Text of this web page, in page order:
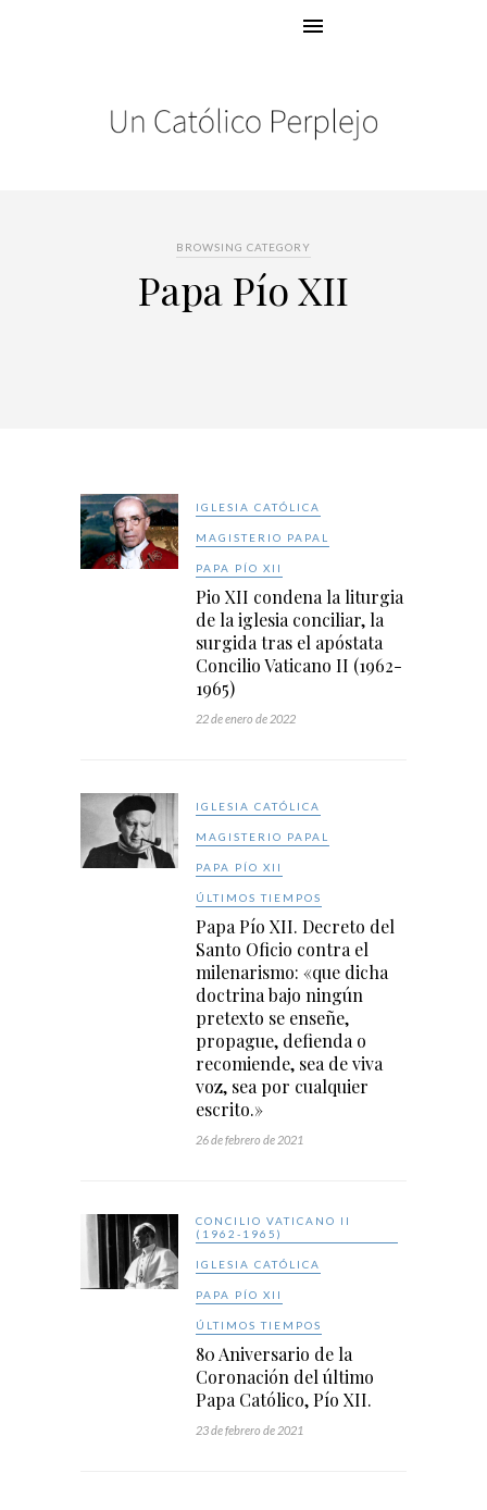
BROWSING CATEGORY
Papa Pío XII
IGLESIA CATÓLICA
MAGISTERIO PAPAL
PAPA PÍO XII
Pio XII condena la liturgia
de la iglesia conciliar, la
surgida tras el apóstata
Concilio Vaticano II (1962-
1965)
22 de enero de 2022
IGLESIA CATÓLICA
MAGISTERIO PAPAL
PAPA PÍO XII
ÚLTIMOS TIEMPOS
Papa Pío XII. Decreto del
Santo Oficio contra el
milenarismo: «que dicha
doctrina bajo ningún
pretexto se enseñe,
propague, defienda o
recomiende, sea de viva
voz, sea por cualquier
escrito.»
26 de febrero de 2021
CONCILIO VATICANO II
(1962-1965)
IGLESIA CATÓLICA
PAPA PÍO XII
ÚLTIMOS TIEMPOS
80 Aniversario de la
Coronación del último
Papa Católico, Pío XII.
23 de febrero de 2021